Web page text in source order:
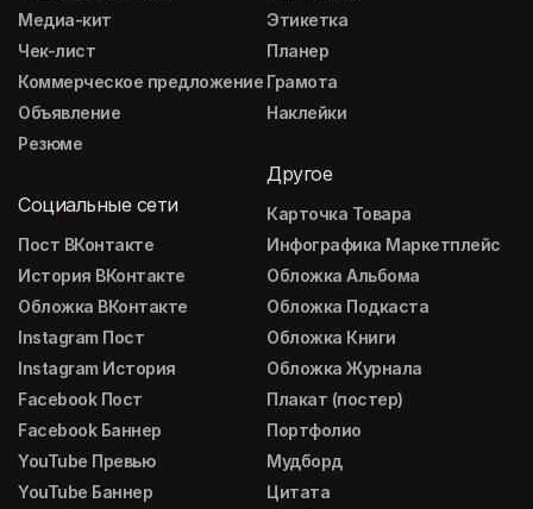
Медиа-кит
Чек-лист
Коммерческое предложение
Объявление
Резюме
Социальные сети
Пост ВКонтакте
История ВКонтакте
Обложка ВКонтакте
Instagram Пост
Instagram История
Facebook Пост
Facebook Баннер
YouTube Превью
YouTube Баннер
Этикетка
Планер
Грамота
Наклейки
Другое
Карточка Товара
Инфографика Маркетплейс
Обложка Альбома
Обложка Подкаста
Обложка Книги
Обложка Журнала
Плакат (постер)
Портфолио
Мудборд
Цитата